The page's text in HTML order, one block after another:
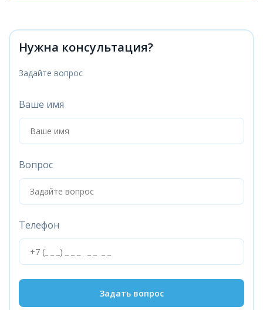
Нужна консультация?
Задайте вопрос
Ваше имя
Вопрос
Телефон
Задать вопрос